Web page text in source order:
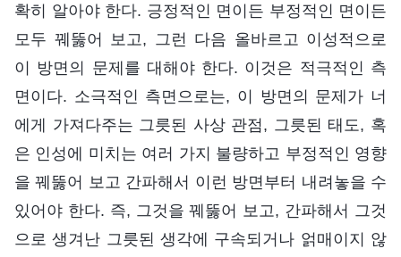
확히 알아야 한다. 긍정적인 면이든 부정적인 면이든
모두 꿰뚫어 보고, 그런 다음 올바르고 이성적으로
이 방면의 문제를 대해야 한다. 이것은 적극적인 측
면이다. 소극적인 측면으로는, 이 방면의 문제가 너
에게 가져다주는 그릇된 사상 관점, 그릇된 태도, 혹
은 인성에 미치는 여러 가지 불량하고 부정적인 영향
을 꿰뚫어 보고 간파해서 이런 방면부터 내려놓을 수
있어야 한다. 즉, 그것을 꿰뚫어 보고, 간파해서 그것
으로 생겨난 그릇된 생각에 구속되거나 얽매이지 않